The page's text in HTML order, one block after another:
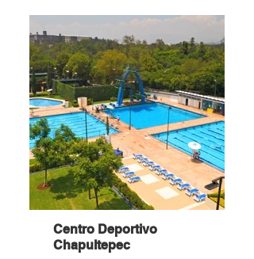
Centro Deportivo
Chapultepec